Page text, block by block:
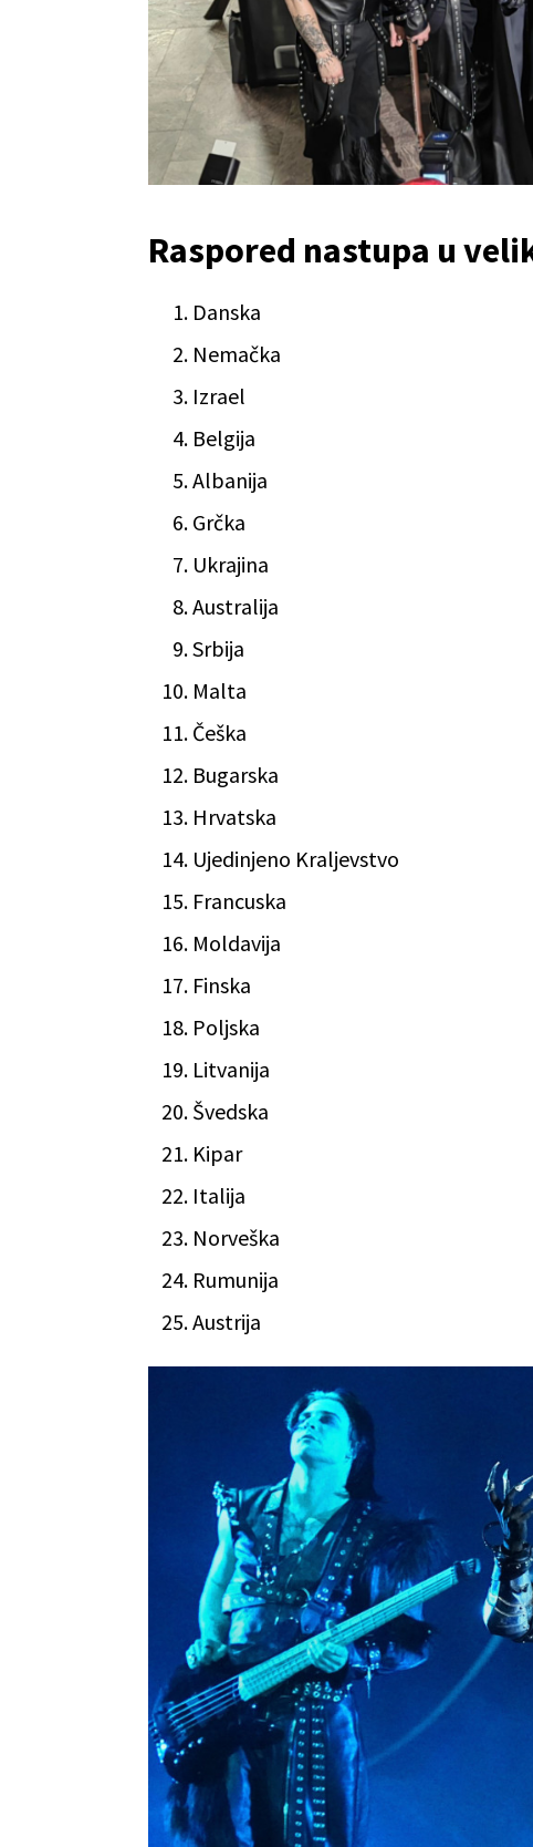
Raspored nastupa u
Danska
Nemačka
Izrael
Belgija
Albanija
Grčka
Ukrajina
Australija
Srbija
Malta
Češka
Bugarska
Hrvatska
Ujedinjeno Kraljevstvo
Francuska
Moldavija
Finska
Poljska
Litvanija
Švedska
Kipar
Italija
Norveška
Rumunija
Austrija